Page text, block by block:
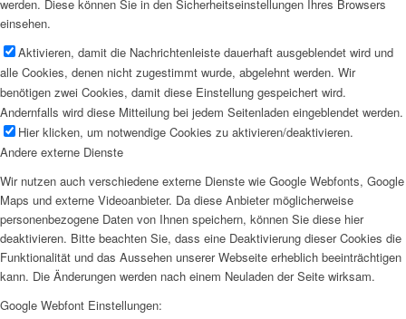
werden. Diese können Sie in den Sicherheitseinstellungen Ihres Browsers
einsehen.
Aktivieren, damit die Nachrichtenleiste dauerhaft ausgeblendet wird und
alle Cookies, denen nicht zugestimmt wurde, abgelehnt werden. Wir
benötigen zwei Cookies, damit diese Einstellung gespeichert wird.
Andernfalls wird diese Mitteilung bei jedem Seitenladen eingeblendet werden.
Hier klicken, um notwendige Cookies zu aktivieren/deaktivieren.
Andere externe Dienste
Wir nutzen auch verschiedene externe Dienste wie Google Webfonts, Google
Maps und externe Videoanbieter. Da diese Anbieter möglicherweise
personenbezogene Daten von Ihnen speichern, können Sie diese hier
deaktivieren. Bitte beachten Sie, dass eine Deaktivierung dieser Cookies die
Funktionalität und das Aussehen unserer Webseite erheblich beeinträchtigen
kann. Die Änderungen werden nach einem Neuladen der Seite wirksam.
Google Webfont Einstellungen: